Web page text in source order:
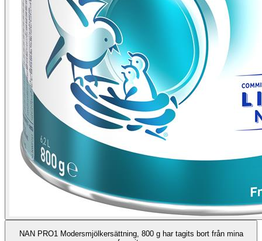
NAN PRO1 Modersmjölkersättning, 800 g har tagits bort från mina